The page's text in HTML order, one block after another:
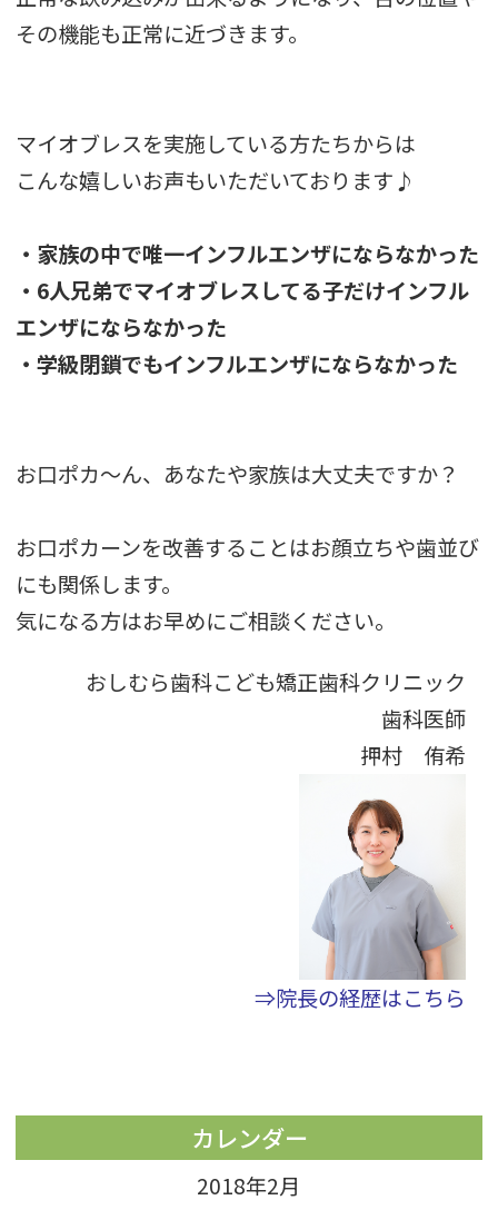
その機能も正常に近づきます。
マイオブレスを実施している方たちからは
こんな嬉しいお声もいただいております♪
・家族の中で唯一インフルエンザにならなかった
・6人兄弟でマイオブレスしてる子だけインフル
エンザにならなかった
・学級閉鎖でもインフルエンザにならなかった
お口ポカ〜ん、あなたや家族は大丈夫ですか？
お口ポカーンを改善することはお顔立ちや歯並び
にも関係します。
気になる方はお早めにご相談ください。
おしむら歯科こども矯正歯科クリニック
歯科医師
押村 侑希
⇒院長の経歴はこちら
カレンダー
2018年2月